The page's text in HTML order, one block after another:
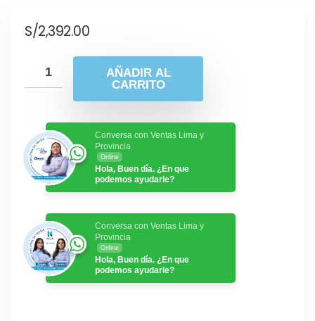
S/2,392.00
AÑADIR AL
CARRITO
Conversa con Ventas Lima y
Provincia
Online
Hola, Buen día. ¿En que
podemos ayudarle?
Conversa con Ventas Lima y
Provincia
Online
Hola, Buen día. ¿En que
podemos ayudarle?